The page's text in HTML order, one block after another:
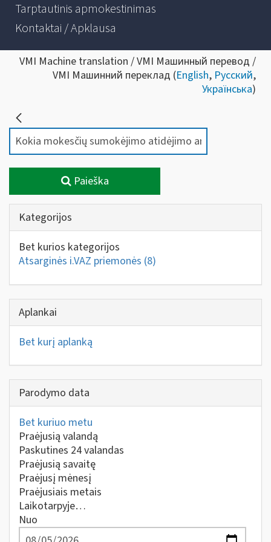
Tarptautinis apmokestinimas
Kontaktai / Apklausa
VMI Machine translation / VMI Машинный перевод /
VMI Машинний переклад (English, Русский,
Українська)
Paieška
Kategorijos
Bet kurios kategorijos
Atsarginės i.VAZ priemonės (8)
Aplankai
Bet kurį aplanką
Parodymo data
Bet kuriuo metu
Praėjusią valandą
Paskutines 24 valandas
Praėjusią savaitę
Praėjusį mėnesį
Praėjusiais metais
Laikotarpyje…
Nuo